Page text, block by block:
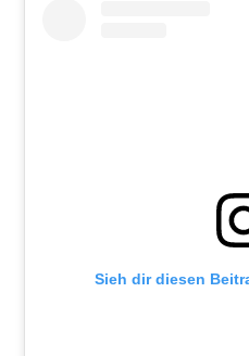
Sieh dir diesen